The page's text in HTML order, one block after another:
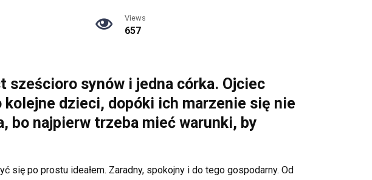
Views
657
synów i jedna córka. Ojciec
dzieci, dopóki ich marzenie się nie
bo najpierw trzeba mieć warunki, by
się po prostu ideałem. Zaradny, spokojny i do tego gospodarny. Od